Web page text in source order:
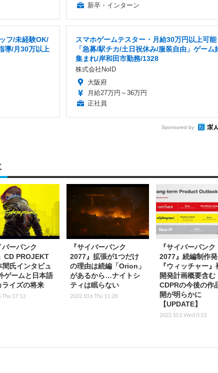
新卒・インターン
フ/未経験OK/
導/月30万以上
スマホゲームテスター・月給30万円以上可能
「急募/駅チカ/土日祝休み/服装自由」ゲーム
集まれ/岸和田市勤務/1328
株式会社NoID
大阪府
月給27万円～36万円
正社員
Sponsored by
バーパンク
CD PROJEKT
間氏インタビュ
ゲームと日本語
ライズの将来
Thu 17:13
『サイバーパンク
2077』拡張が1つだけ
の理由は続編「Orion」
があるから…ナイトシ
ティは眠らない
2022.10.6 Thu 11:28
『サイバーパンク
2077』続編制作発
『ウィッチャー』
開発計画概要含む
CDPRの今後の作
開が明らかに
【UPDATE】
2022.10.5 Wed 0:53